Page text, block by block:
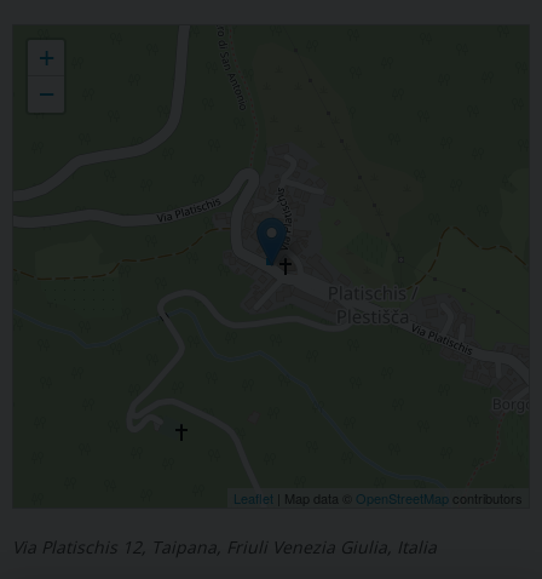
+
−
Leaflet | Map data © OpenStreetMap contributors
Via Platischis 12, Taipana, Friuli Venezia Giulia, Italia